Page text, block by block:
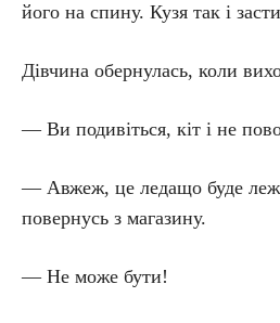
його на спину. Кузя так і
Дівчина обернулась, коли
— Ви подивіться, кіт і не
— Авжеж, це ледащо буде
повернусь з магазину.
— Не може бути!